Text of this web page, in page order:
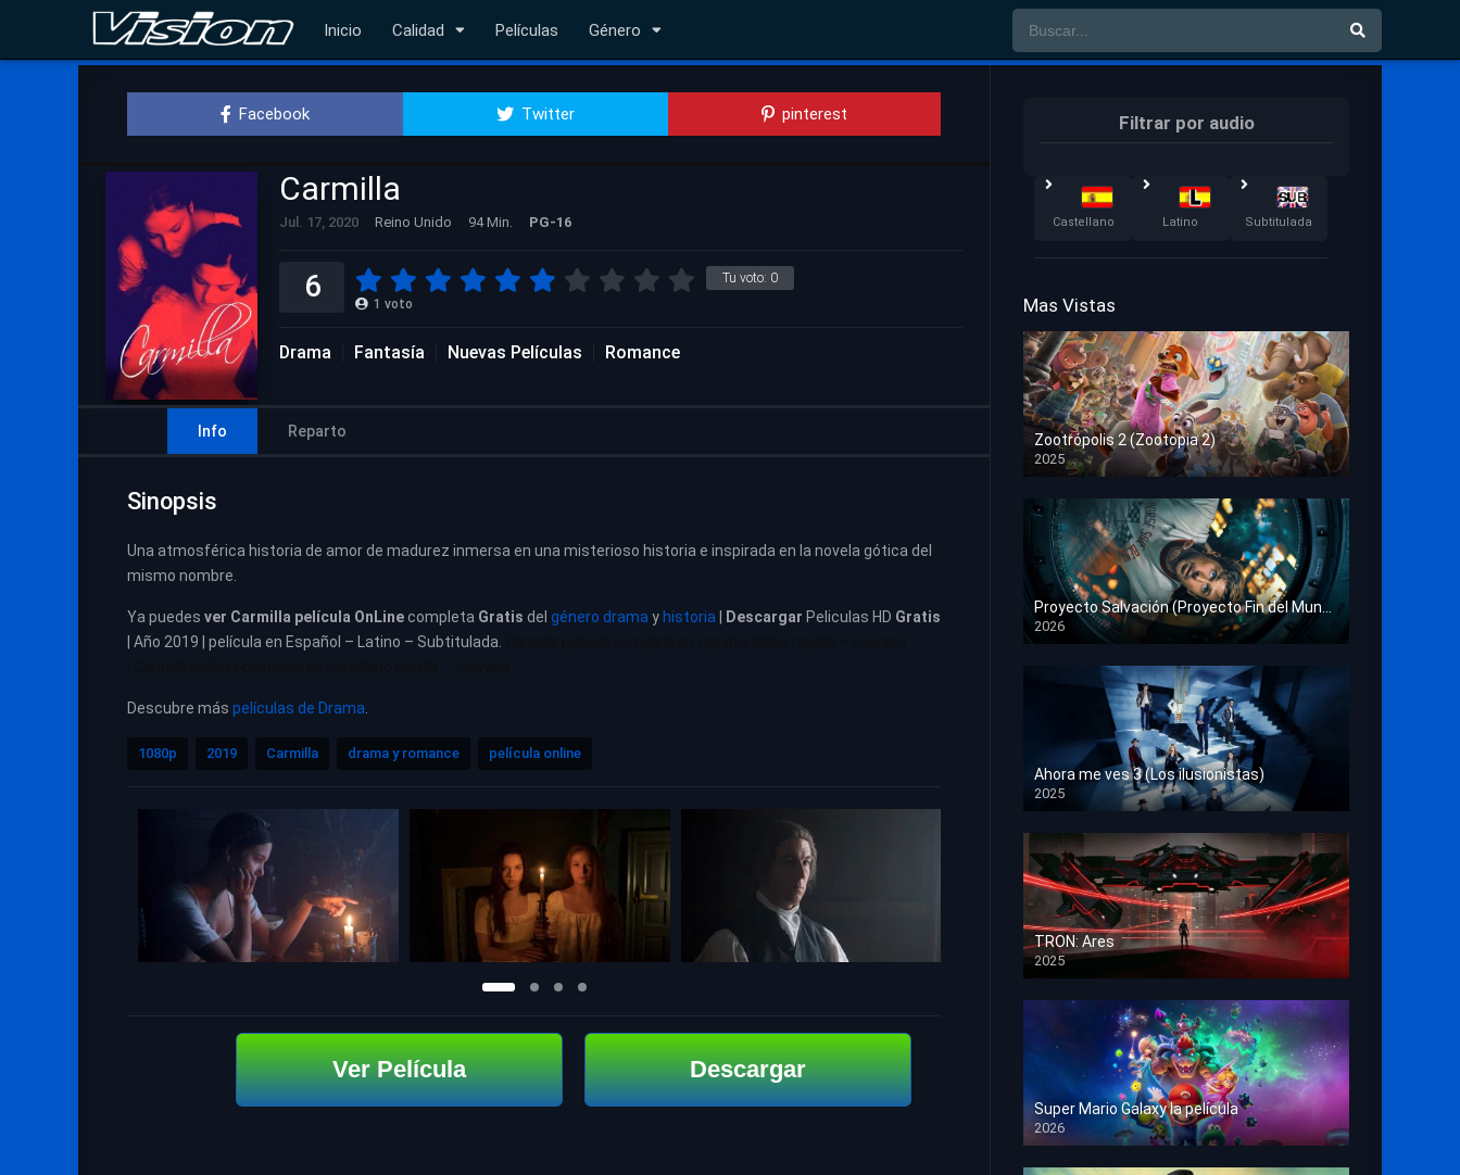
Inicio Calidad Películas Género
Facebook Twitter pinterest
Carmilla
Jul. 17, 2020 Reino Unido 94 Min. PG-16
Tu voto: 0
6 1 voto
Drama Fantasía Nuevas Películas Romance
Info Reparto
Sinopsis
Una atmosférica historia de amor de madurez inmersa en una misterioso historia e inspirada en la novela gótica del
mismo nombre.
Ya puedes ver Carmilla película OnLinecompleta Gratis del género drama y historia Descargar Peliculas HD Gratis
| Año 2019 | película en Español – Latino – Subtitulada.
Descubre más películas de Drama
1080p 2019 Carmilla drama y romance película online
Ver Película Descargar
Filtrar por audio
Castellano Latino Subtitulada
Mas Vistas
Zootrópolis 2 (Zootopia 2)
2025
HD 1080p
Proyecto Salvación (Proyecto Fin del Mundo)
2026
HD 1080p
Ahora me ves 3 (Los ilusionistas)
2025
HD 1080p
TRON: Ares
2025
HD 1080p
Super Mario Galaxy la película
2026
HD 1080p